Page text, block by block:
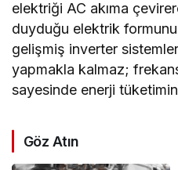
elektriği AC akıma
duyduğu elektrik
gelişmiş inverter
yapmakla kalmaz;
sayesinde enerji
Göz Atın